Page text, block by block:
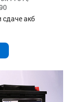
сдаче акб